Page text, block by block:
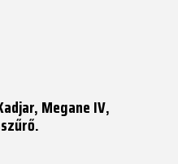
Megane IV,